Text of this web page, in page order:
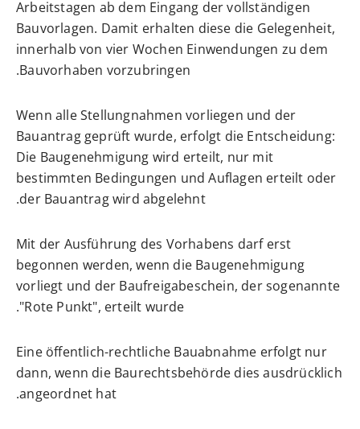
Arbeitstagen ab dem Eingang der vollständigen
Bauvorlagen. Damit erhalten diese die Gelegenheit,
innerhalb von vier Wochen Einwendungen zu dem
Bauvorhaben vorzubringen.
Wenn alle Stellungnahmen vorliegen und der
Bauantrag geprüft wurde, erfolgt die Entscheidung:
Die Baugenehmigung wird erteilt, nur mit
bestimmten Bedingungen und Auflagen erteilt oder
der Bauantrag wird abgelehnt.
Mit der Ausführung des Vorhabens darf erst
begonnen werden, wenn die Baugenehmigung
vorliegt und der Baufreigabeschein, der sogenannte
"Rote Punkt", erteilt wurde.
Eine öffentlich-rechtliche Bauabnahme erfolgt nur
dann, wenn die Baurechtsbehörde dies ausdrücklich
angeordnet hat.